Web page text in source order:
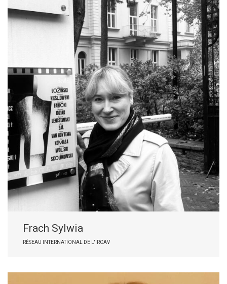
Frach Sylwia
RÉSEAU INTERNATIONAL DE L'IRCAV